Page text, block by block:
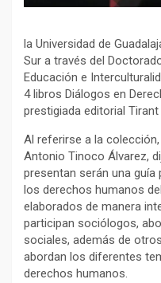
la Universidad de
Sur a través del
Educación e
4 libros Diálogos en
prestigiada editorial
Al referirse a la
Antonio Tinoco Álvarez,
presentan serán una
los derechos humanos
elaborados de manera
participan sociólogos,
sociales, además de
abordan los diferentes
derechos humanos.